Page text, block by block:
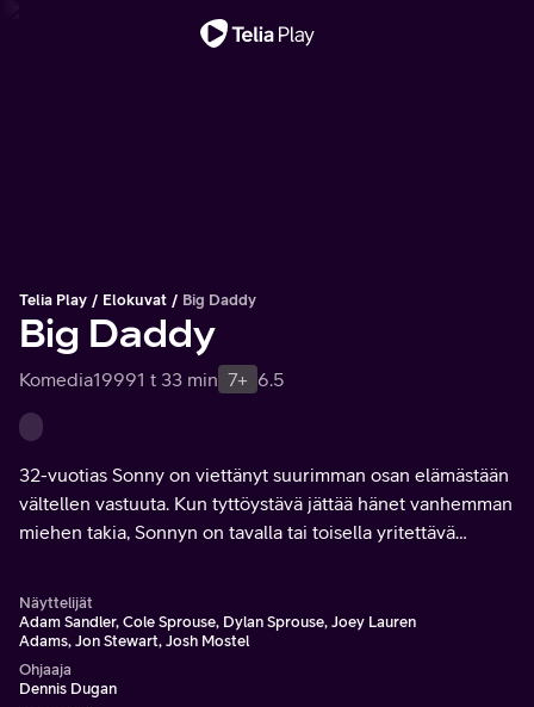
Telia Play Elokuvat Big Daddy
Big Daddy
Komedia19991 t 33 min 7+ 6.5
32-vuotias Sonny on viettänyt suurimman osan elämästään
vältellen vastuuta. Kun tyttöystävä jättää hänet vanhemman
miehen takia, Sonnyn on tavalla tai toisella yritettävä
Näyttelijät
Adam Sandler, Cole Sprouse, Dylan Sprouse, Joey Lauren
Adams, Jon Stewart, Josh Mostel
Ohjaaja
Dennis Dugan